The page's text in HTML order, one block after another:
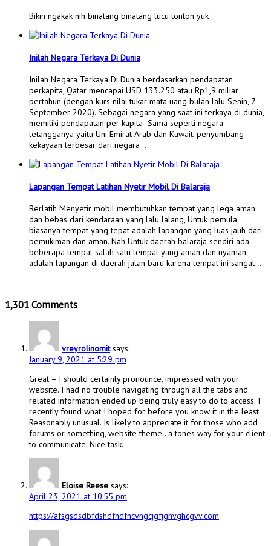
Bikin ngakak nih binatang binatang lucu tonton yuk
Inilah Negara Terkaya Di Dunia
Inilah Negara Terkaya Di Dunia berdasarkan pendapatan
perkapita, Qatar mencapai USD 133.250 atau Rp1,9 miliar
pertahun (dengan kurs nilai tukar mata uang bulan lalu Senin, 7
September 2020). Sebagai negara yang saat ini terkaya di dunia,
memiliki pendapatan per kapita Sama seperti negara
tetangganya yaitu Uni Emirat Arab dan Kuwait, penyumbang
kekayaan terbesar dari negara …
Lapangan Tempat Latihan Nyetir Mobil Di Balaraja
Berlatih Menyetir mobil membutuhkan tempat yang lega aman
dan bebas dari kendaraan yang lalu lalang, Untuk pemula
biasanya tempat yang tepat adalah lapangan yang luas jauh dari
pemukiman dan aman. Nah Untuk daerah balaraja sendiri ada
beberapa tempat salah satu tempat yang aman dan nyaman
adalah lapangan di daerah jalan baru karena tempat ini sangat …
1,301 Comments
vreyrolinomit says:
January 9, 2021 at 5:29 pm
Great – I should certainly pronounce, impressed with your
website. I had no trouble navigating through all the tabs and
related information ended up being truly easy to do to access. I
recently found what I hoped for before you know it in the least.
Reasonably unusual. Is likely to appreciate it for those who add
forums or something, website theme . a tones way for your client
to communicate. Nice task.
Eloise Reese says:
April 23, 2021 at 10:55 pm
https://afsgsdsdbfdshdfhdfncvngcjgfjghvghcgvv.com